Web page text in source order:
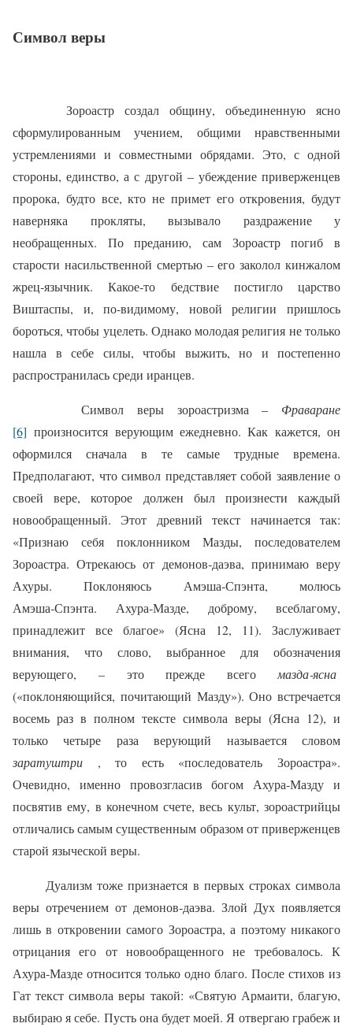
Символ веры
Зороастр создал общину, объединенную ясно
сформулированным учением, общими нравственными
устремлениями и совместными обрядами. Это, с одной
стороны, единство, а с другой – убеждение приверженцев
пророка, будто все, кто не примет его откровения, будут
наверняка прокляты, вызывало раздражение у
необращенных. По преданию, сам Зороастр погиб в
старости насильственной смертью – его заколол кинжалом
жрец‑язычник. Какое‑то бедствие постигло царство
Виштаспы, и, по‑видимому, новой религии пришлось
бороться, чтобы уцелеть. Однако молодая религия не только
нашла в себе силы, чтобы выжить, но и постепенно
распространилась среди иранцев.
Символ веры зороастризма – Фраваране
[6] произносится верующим ежедневно. Как кажется, он
оформился сначала в те самые трудные времена.
Предполагают, что символ представляет собой заявление о
своей вере, которое должен был произнести каждый
новообращенный. Этот древний текст начинается так:
«Признаю себя поклонником Мазды, последователем
Зороастра. Отрекаюсь от демонов‑даэва, принимаю веру
Ахуры. Поклоняюсь Амэша‑Спэнта, молюсь
Амэша‑Спэнта. Ахура‑Мазде, доброму, всеблагому,
принадлежит все благое» (Ясна 12, 11). Заслуживает
внимания, что слово, выбранное для обозначения
верующего, – это прежде всего мазда‑ясна
(«поклоняющийся, почитающий Мазду»). Оно встречается
восемь раз в полном тексте символа веры (Ясна 12), и
только четыре раза верующий называется словом
заратуштри , то есть «последователь Зороастра».
Очевидно, именно провозгласив богом Ахура‑Мазду и
посвятив ему, в конечном счете, весь культ, зороастрийцы
отличались самым существенным образом от приверженцев
старой языческой веры.
Дуализм тоже признается в первых строках символа
веры отречением от демонов‑даэва. Злой Дух появляется
лишь в откровении самого Зороастра, а поэтому никакого
отрицания его от новообращенного не требовалось. К
Ахура‑Мазде относится только одно благо. После стихов из
Гат текст символа веры такой: «Святую Армаити, благую,
выбираю я себе. Пусть она будет моей. Я отвергаю грабеж и